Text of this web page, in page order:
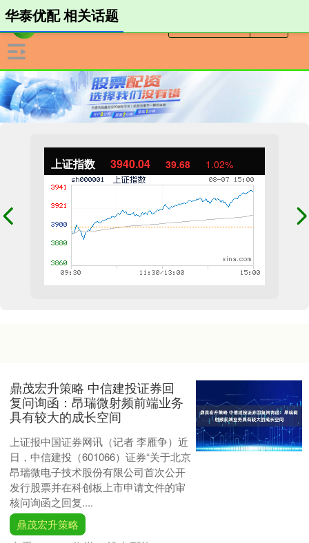
上证指数 3940.04 39.68 1.02%
华泰优配 相关话题
鼎茂宏升策略 中信建投证券回
复问询函：昂瑞微射频前端业务
具有较大的成长空间
上证报中国证券网讯（记者 李雁争）近
日，中信建投（601066）证券“关于北京
昂瑞微电子技术股份有限公司首次公开
发行股票并在科创板上市申请文件的审
核问询函之回复....
鼎茂宏升策略